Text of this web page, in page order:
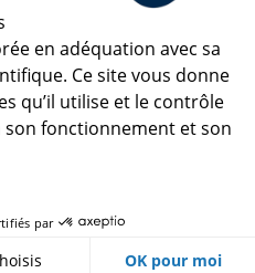
Le Mag
© 2026, CNRS
cookies
en adéquation avec sa
Ce site vous donne
qu’il utilise et le contrôle
son fonctionnement et son
par
OK pour moi